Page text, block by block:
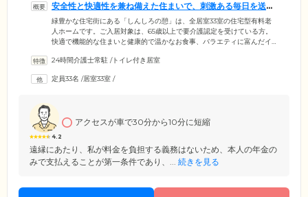
安全性と快適性を兼ね備えた住まいで、刺激ある毎日を送れ
ます
緑豊かな住宅街にある「しんしろの憩」は、全居室33室の住宅型有料老
人ホームです。ご入居対象は、65歳以上で要介護認定を受けている方。
快適で機能的な住まいと健康的で温かなお食事、バラエティに富んだイ
心の毎日をサポートします。明るい自然光がたっぷり入る居室は、全室
いただけます。ケアコールシステムは24時間体制で管理。体調不良やお
24時間介護士常駐 /トイレ付き居室
定員33名 /居室33室 /
4.2
アクセスが車で30分から10分に短縮
遠縁にあたり、私が料金を負担する義務はないため、本人の年金の
みで支払えることが第一条件であり、... 続きを見る